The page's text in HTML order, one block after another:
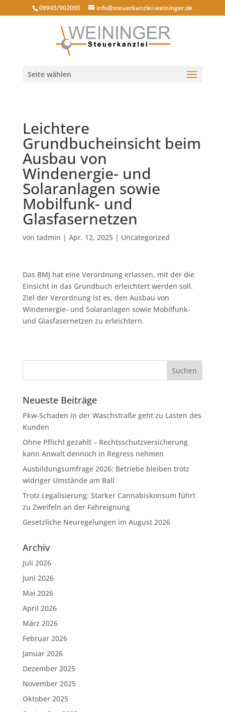
09945/902090 info@steuerkanzlei-weininger.de
Seite wählen
Leichtere
Grundbucheinsicht beim
Ausbau von
Windenergie- und
Solaranlagen sowie
Mobilfunk- und
Glasfasernetzen
von tadmin | Apr. 12, 2025| Uncategorized
Das BMJ hat eine Verordnung erlassen, mit der die
Einsicht in das Grundbuch erleichtert werden soll.
Ziel der Verordnung ist es, den Ausbau von
Windenergie- und Solaranlagen sowie Mobilfunk-
und Glasfasernetzen zu erleichtern.
Neueste Beiträge
Pkw-Schaden in der Waschstraße geht zu Lasten des
Kunden
Ohne Pflicht gezahlt – Rechtsschutzversicherung
kann Anwalt dennoch in Regress nehmen
Ausbildungsumfrage 2026: Betriebe bleiben trotz
widriger Umstände am Ball
Trotz Legalisierung: Starker Cannabiskonsum führt
zu Zweifeln an der Fahreignung
Gesetzliche Neuregelungen im August 2026
Archiv
Juli 2026
Juni 2026
Mai 2026
April 2026
März 2026
Februar 2026
Januar 2026
Dezember 2025
November 2025
Oktober 2025